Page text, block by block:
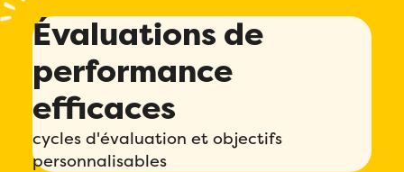
Évaluations de
performance
efficaces
cycles d'évaluation et objectifs
personnalisables